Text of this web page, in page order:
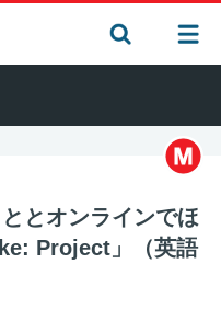
とオンラインでほ
Project」（英語